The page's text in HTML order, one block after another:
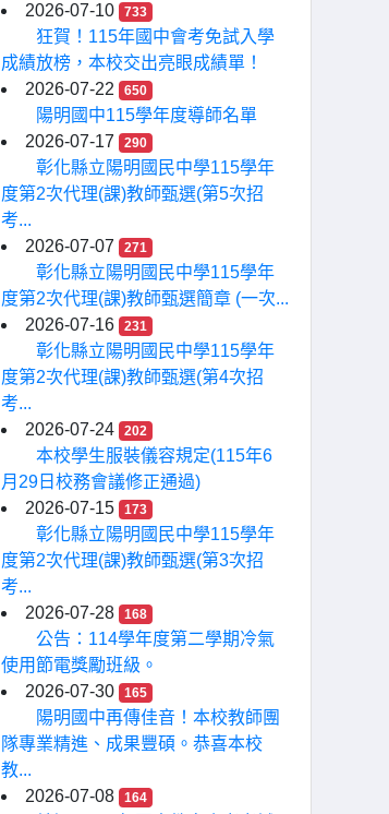
2026-07-10
733
狂賀！115年國中會考免試入學
成績放榜，本校交出亮眼成績單！
2026-07-22
650
陽明國中115學年度導師名單
2026-07-17
290
彰化縣立陽明國民中學115學年
度第2次代理(課)教師甄選(第5次招
考...
2026-07-07
271
彰化縣立陽明國民中學115學年
度第2次代理(課)教師甄選簡章 (一次...
2026-07-16
231
彰化縣立陽明國民中學115學年
度第2次代理(課)教師甄選(第4次招
考...
2026-07-24
202
本校學生服裝儀容規定(115年6
月29日校務會議修正通過)
2026-07-15
173
彰化縣立陽明國民中學115學年
度第2次代理(課)教師甄選(第3次招
考...
2026-07-28
168
公告：114學年度第二學期冷氣
使用節電獎勵班級。
2026-07-30
165
陽明國中再傳佳音！本校教師團
隊專業精進、成果豐碩。恭喜本校
教...
2026-07-08
164